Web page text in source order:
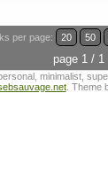
per page: 20 50
page 1 / 1
minimalist,
. Theme